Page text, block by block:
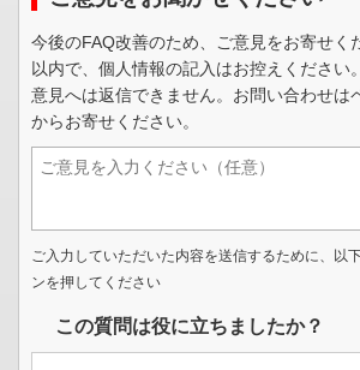
今後のFAQ改善のため、ご意見をお寄せく
以内で、個人情報の記入はお控えくださ
意見へは返信できません。お問い合わせは
からお寄せください。
ご入力していただいた内容を送信するために、以
ンを押してください
この質問は役に立ちましたか？